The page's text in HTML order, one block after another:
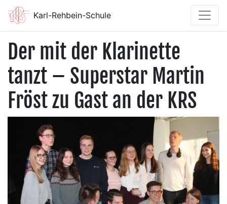
Karl-Rehbein-Schule
Der mit der Klarinette
tanzt – Superstar Martin
Fröst zu Gast an der KRS